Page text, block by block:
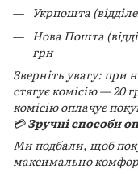
Укрпошта
Нова Пошта
грн
Зверніть увагу: при
стягує комісію — 20
комісію оплачує
💳Зручні способи
Ми подбали, щоб
максимально